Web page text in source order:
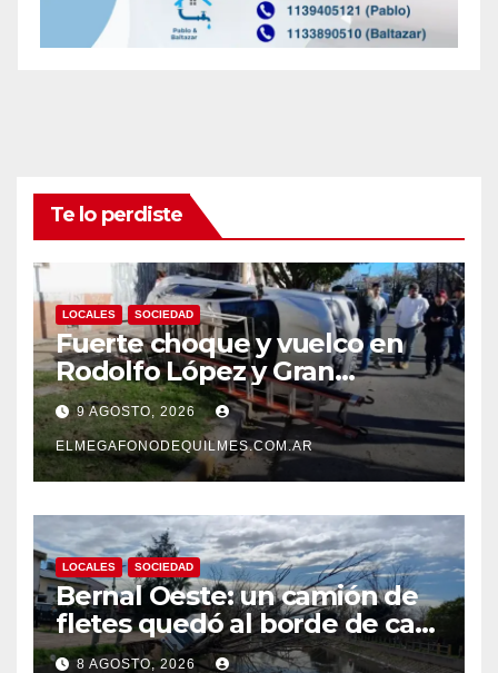
Te lo perdiste
LOCALES SOCIEDAD
Fuerte choque y vuelco en
Rodolfo López y Gran
Canaria, Quilmes Oeste
9 AGOSTO, 2026
ELMEGAFONODEQUILMES.COM.AR
LOCALES SOCIEDAD
Bernal Oeste: un camión de
fletes quedó al borde de caer
al arroyo Las Piedras
8 AGOSTO, 2026